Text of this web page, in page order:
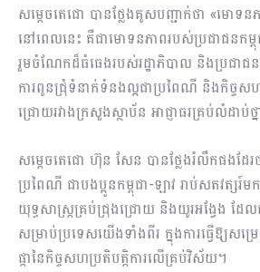
សម្តេចតេជោ បានថ្លែងគូសបញ្ជាក់ថា «មោទ
នៅពេលនេះ គឺជាមោទនភាពរបស់ប្រជាជនកម្
រួមចំណែកដ៏ធំធេង​របស់​រដ្ឋា​ភិបាល និងប្រជាជន
ការពូនជ្រុំទំនាក់ទំនងល្អជាប្រពៃណី និងកិច្ច​សហ​
ជ្រោយរវាងក្រសួងស្ថាប័ន អាជ្ញាធរគ្រប់លំដាប់
សម្តេចតេជោ ហ៊ុន សែន បានថ្លែងរំលឹកផងដែ
ប្រពៃណី ជាបងប្អូន​កម្ពុជា-ឡាវ រាប់សតវត្សរ៍ម
យុទ្ធសាស្ត្រគ្រប់​ជ្រុងជ្រោយ និងយូរ​អង្វែង ដែល
សម្រាប់ប្រទេសយើងទាំងពីរ ក្នុងការធ្វើឱ្យសម្
ផ្កានៃកិច្ចសហប្រតិបត្តិការលើគ្រប់វិស័យ។